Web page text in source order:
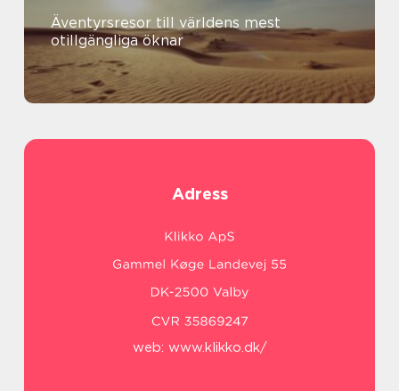
Äventyrsresor till världens mest
otillgängliga öknar
Adress
web: www.klikko.dk/